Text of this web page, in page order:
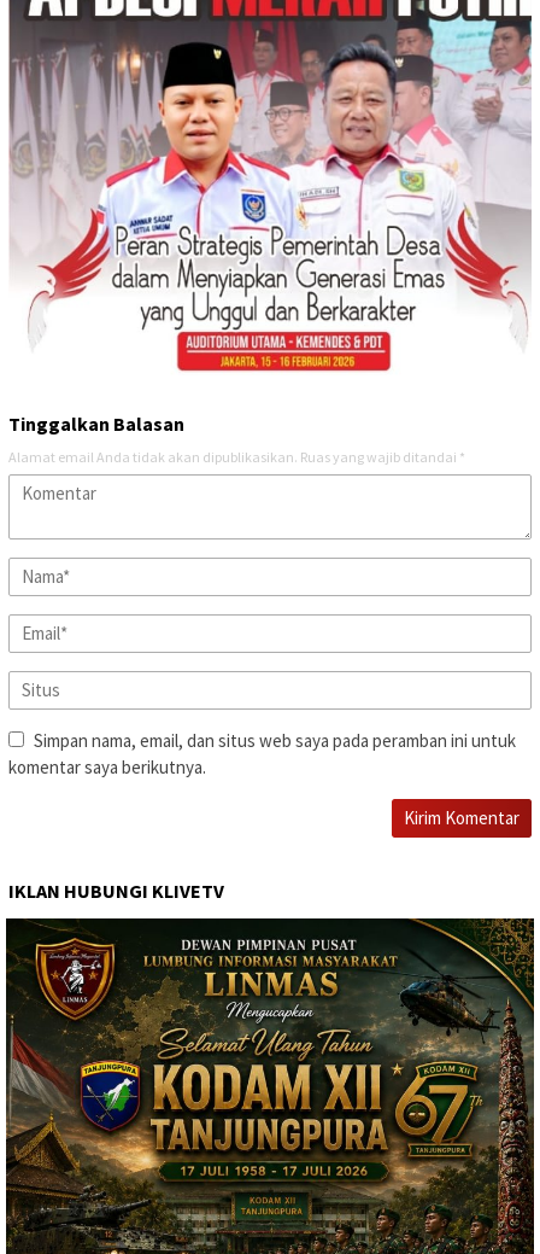
Tinggalkan Balasan
Alamat email Anda tidak akan dipublikasikan. Ruas yang wajib ditandai *
Simpan nama, email, dan situs web saya pada peramban ini untuk
komentar saya berikutnya.
IKLAN HUBUNGI KLIVETV